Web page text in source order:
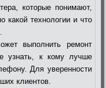
которые понимают,
какой технологии и что
выполнить ремонт
узнать, к кому лучше
Для уверенности
клиентов.